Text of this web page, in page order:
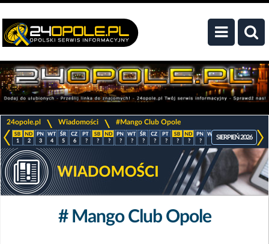
24opole.pl Wiadomości #Mango Club Opole
1 2 3 4 5 6 ? ? ? ? ? ? ? ? ? ? ? ? ? ? ?
SIERPIEŃ 2026
# Mango Club Opole